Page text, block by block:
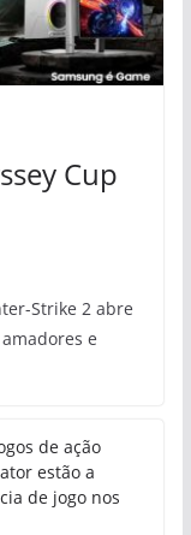
Cup
Strike 2 abre
e
de ação
estão a
de jogo nos